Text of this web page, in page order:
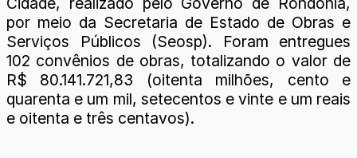
por meio da Secretaria de Estado de Obras e
Serviços Públicos (Seosp). Foram entregues
102 convênios de obras, totalizando o valor de
R$ 80.141.721,83 (oitenta milhões, cento e
quarenta e um mil, setecentos e vinte e um reais
e oitenta e três centavos).